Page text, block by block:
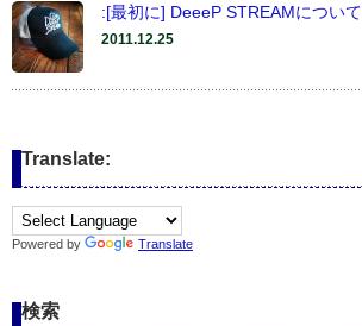
:[最初に] DeeeP STREAMについて
2011.12.25
Translate:
Powered by Translate
検索